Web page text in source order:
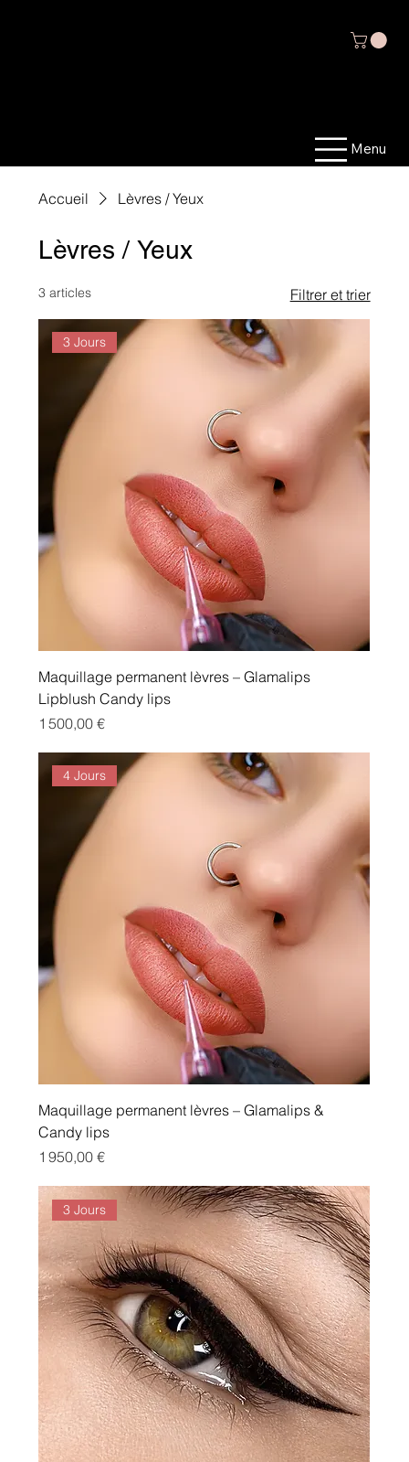
Menu
Accueil Lèvres / Yeux
Lèvres / Yeux
3 articles Filtrer et trier
3 Jours
Maquillage permanent lèvres – Glamalips
Lipblush Candy lips
Prix
1 500,00 €
4 Jours
Maquillage permanent lèvres – Glamalips &
Candy lips
Prix
1 950,00 €
3 Jours